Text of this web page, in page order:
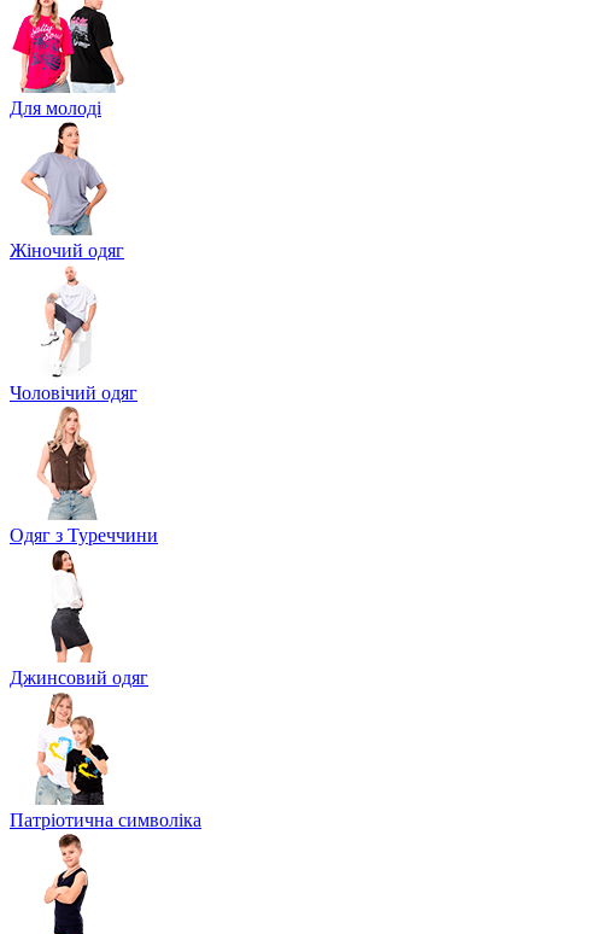
Для молоді
Жіночий одяг
Чоловічий одяг
Одяг з Туреччини
Джинсовий одяг
Патріотична символіка